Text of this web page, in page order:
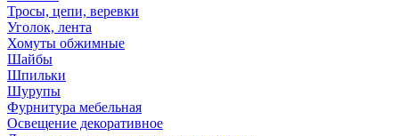
Тросы, цепи, веревки
Уголок, лента
Хомуты обжимные
Шайбы
Шпильки
Шурупы
Фурнитура мебельная
Освещение декоративное